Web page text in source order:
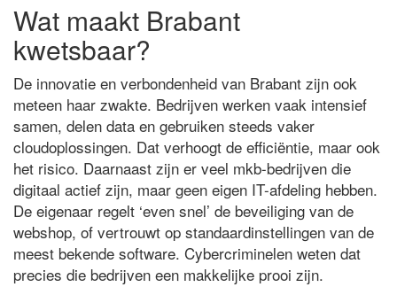
Wat maakt Brabant
kwetsbaar?
De innovatie en verbondenheid van Brabant zijn ook
meteen haar zwakte. Bedrijven werken vaak intensief
samen, delen data en gebruiken steeds vaker
cloudoplossingen. Dat verhoogt de efficiëntie, maar ook
het risico. Daarnaast zijn er veel mkb-bedrijven die
digitaal actief zijn, maar geen eigen IT-afdeling hebben.
De eigenaar regelt ‘even snel’ de beveiliging van de
webshop, of vertrouwt op standaardinstellingen van de
meest bekende software. Cybercriminelen weten dat
precies die bedrijven een makkelijke prooi zijn.